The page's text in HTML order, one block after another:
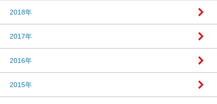
2018年
2017年
2016年
2015年